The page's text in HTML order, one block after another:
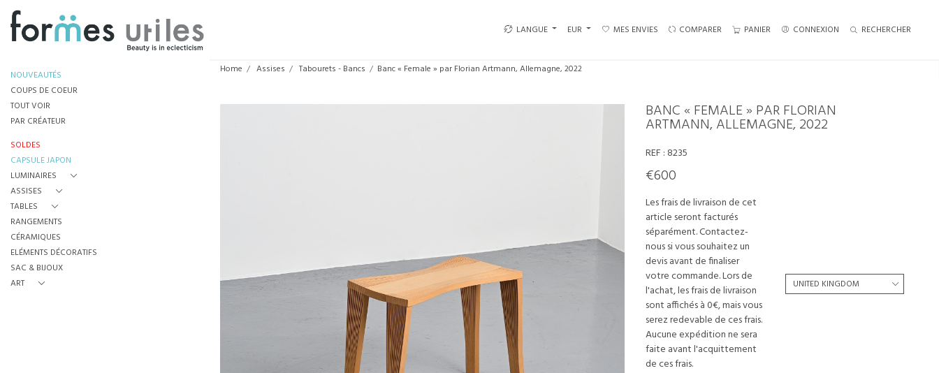
LANGUE EUR MES ENVIES COMPARER PANIER CONNEXION RECHERCHER
NOUVEAUTÉS
COUPS DE COEUR
TOUT VOIR
PAR CRÉATEUR
SOLDES
CAPSULE JAPON
LUMINAIRES
ASSISES
TABLES
RANGEMENTS
CÉRAMIQUES
ELÉMENTS DÉCORATIFS
SAC & BIJOUX
ART
Home Assises Tabourets - Bancs Banc « Female » par Florian Artmann, Allemagne, 2022
BANC « FEMALE » PAR FLORIAN
ARTMANN, ALLEMAGNE, 2022
REF : 8235
€600
Les frais de livraison de cet
article seront facturés
séparément. Contactez-
nous si vous souhaitez un
devis avant de finaliser
votre commande. Lors de
l'achat, les frais de livraison
sont affichés à 0€, mais vous
serez redevable de ces frais.
Aucune expédition ne sera
faite avant l'acquittement
de ces frais.